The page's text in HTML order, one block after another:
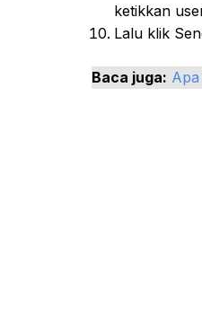
ketikkan
Lalu klik
Baca juga: